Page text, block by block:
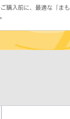
購入前に、最適な「まも